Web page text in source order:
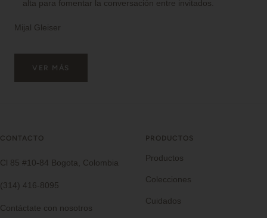
alta para fomentar la conversación entre invitados.
Mijal Gleiser
VER MÁS
CONTACTO
Cl 85 #10-84 Bogota, Colombia
(314) 416-8095
Contáctate con nosotros
PRODUCTOS
Productos
Colecciones
Cuidados